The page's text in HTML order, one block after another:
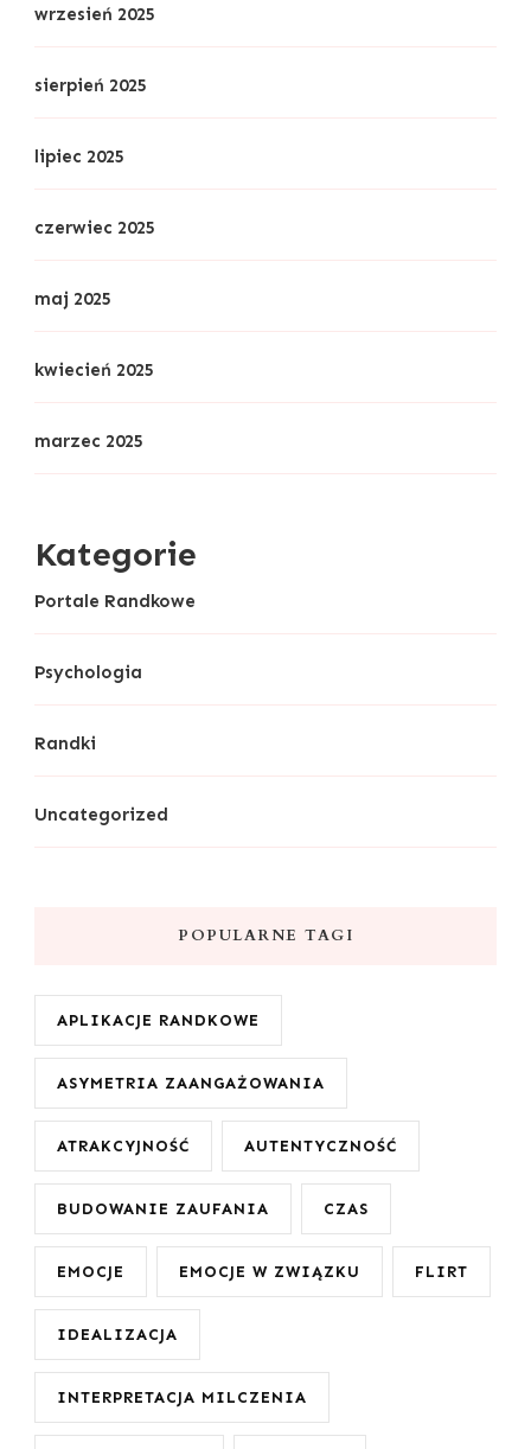
wrzesień 2025
sierpień 2025
lipiec 2025
czerwiec 2025
maj 2025
kwiecień 2025
marzec 2025
Kategorie
Portale Randkowe
Psychologia
Randki
Uncategorized
POPULARNE TAGI
APLIKACJE RANDKOWE
ASYMETRIA ZAANGAŻOWANIA
ATRAKCYJNOŚĆ AUTENTYCZNOŚĆ
BUDOWANIE ZAUFANIA CZAS
EMOCJE EMOCJE W ZWIĄZKU FLIRT
IDEALIZACJA
INTERPRETACJA MILCZENIA